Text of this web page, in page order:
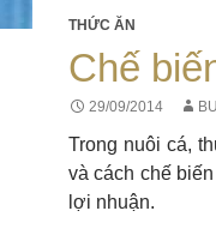
THỨC ĂN
Chế
29/09/2014 BUI
Trong nuôi cá,
và cách chế
lợi nhuận.